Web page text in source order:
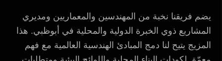
يضم فريقنا نخبة من المهندسين والمعماريين ومديري
المشاريع ذوي الخبرة الدولية والمحلية في أبوظبي. هذا
المزيج يتيح لنا دمج المبادئ الهندسية العالمية مع فهم